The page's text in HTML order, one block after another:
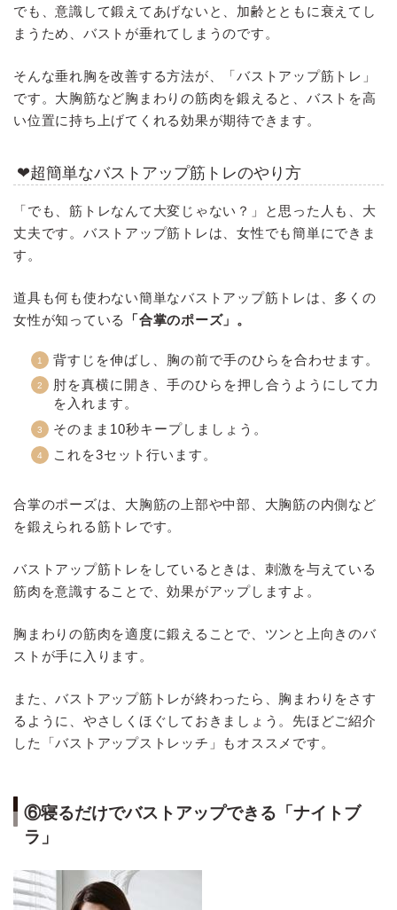
でも、意識して鍛えてあげないと、加齢とともに衰えてし
まうため、バストが垂れてしまうのです。
そんな垂れ胸を改善する方法が、「バストアップ筋トレ」
です。大胸筋など胸まわりの筋肉を鍛えると、バストを高
い位置に持ち上げてくれる効果が期待できます。
❤超簡単なバストアップ筋トレのやり方
「でも、筋トレなんて大変じゃない？」と思った人も、大
丈夫です。バストアップ筋トレは、女性でも簡単にできま
す。
道具も何も使わない簡単なバストアップ筋トレは、多くの
女性が知っている
「合掌のポーズ」。
背すじを伸ばし、胸の前で手のひらを合わせます。
肘を真横に開き、手のひらを押し合うようにして力
を入れます。
そのまま10秒キープしましょう。
これを3セット行います。
合掌のポーズは、大胸筋の上部や中部、大胸筋の内側など
を鍛えられる筋トレです。
バストアップ筋トレをしているときは、刺激を与えている
筋肉を意識することで、効果がアップしますよ。
胸まわりの筋肉を適度に鍛えることで、ツンと上向きのバ
ストが手に入ります。
また、バストアップ筋トレが終わったら、胸まわりをさす
るように、やさしくほぐしておきましょう。先ほどご紹介
した「バストアップストレッチ」もオススメです。
⑥寝るだけでバストアップできる「ナイトブ
ラ」